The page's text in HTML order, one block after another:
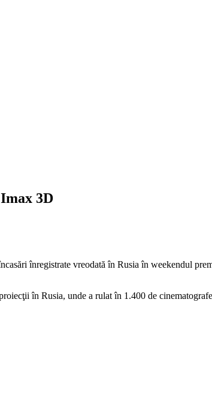
3D
înregistrate vreodată în Rusia în weekendul
în Rusia, unde a rulat în 1.400 de